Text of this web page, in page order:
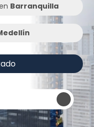
Barranquilla